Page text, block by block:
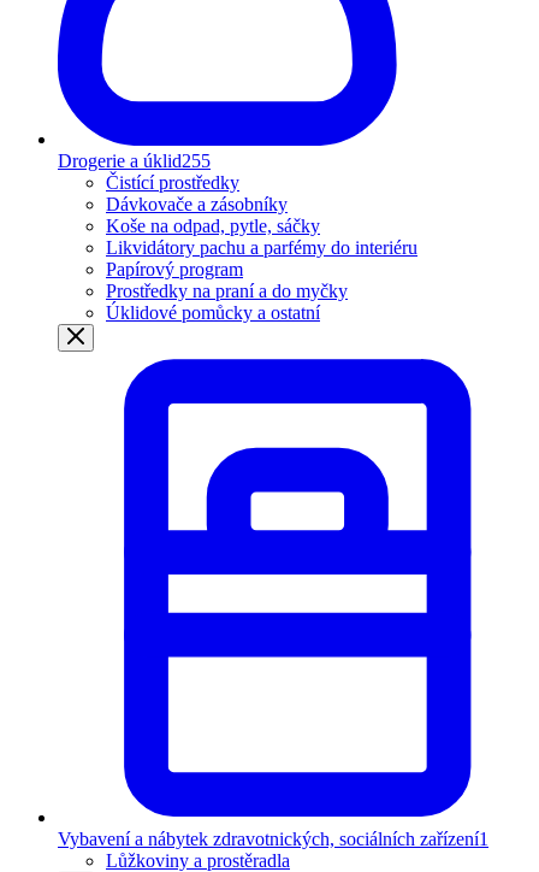
Drogerie a úklid255
Čistící prostředky
Dávkovače a zásobníky
Koše na odpad, pytle, sáčky
Likvidátory pachu a parfémy do interiéru
Papírový program
Prostředky na praní a do myčky
Úklidové pomůcky a ostatní
Vybavení a nábytek zdravotnických, sociálních zařízení1
Lůžkoviny a prostěradla